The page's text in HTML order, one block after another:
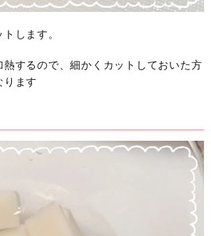
します。
するので、細かくカットしておいた方
ります